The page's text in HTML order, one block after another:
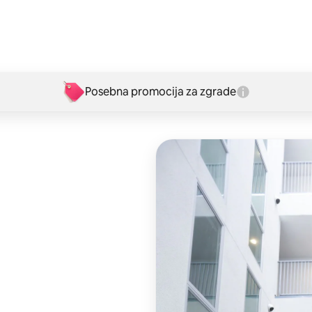
Posebna promocija za zgrade